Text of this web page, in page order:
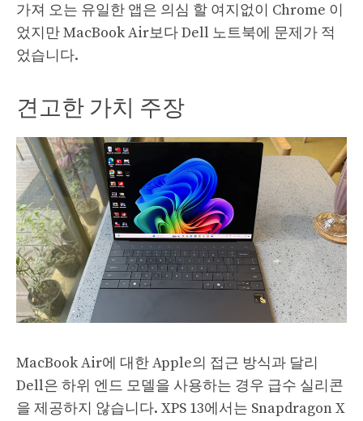
가져 오는 유일한 앱은 의심 할 여지없이 Chrome 이
었지만 MacBook Air보다 Dell 노트북에 문제가 적
었습니다.
견고한 가치 주장
MacBook Air에 대한 Apple의 접근 방식과 달리
Dell은 하위 엔드 모델을 사용하는 경우 급수 실리콘
을 제공하지 않습니다. XPS 13에서는 Snapdragon X